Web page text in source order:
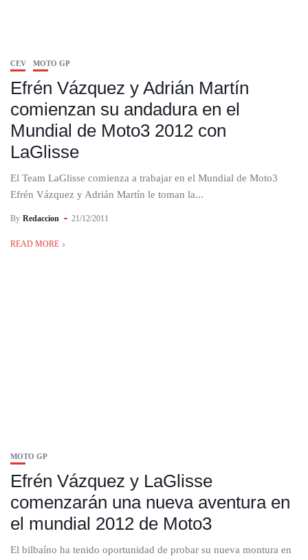
CEV MOTO GP
Efrén Vázquez y Adrián Martín
comienzan su andadura en el
Mundial de Moto3 2012 con
LaGlisse
El Team LaGlisse comienza a trabajar en el Mundial de Moto3
Efrén Vázquez y Adrián Martín le toman la...
By Redaccion 21/12/2011
READ MORE
MOTO GP
Efrén Vázquez y LaGlisse
comenzarán una nueva aventura en
el mundial 2012 de Moto3
El bilbaíno ha tenido oportunidad de probar su nueva montura en